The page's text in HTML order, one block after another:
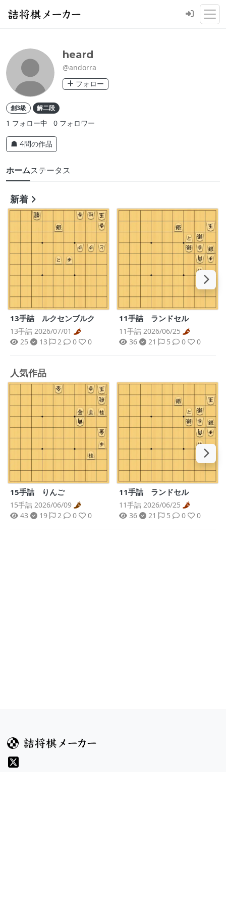
heard
@andorra
フォロー
創3級 解二段
1 フォロー中 0 フォロワー
☗ 4問の作品
ホームステータス
新着
13手詰 ルクセンブルク
13手詰 2026/07/01
25
13 2 0 0
11手詰 ランドセル
11手詰 2026/06/25
36
21 5 0 0
人気作品
15手詰 りんご
15手詰 2026/06/09
43
19 2 0 0
11手詰 ランドセル
11手詰 2026/06/25
36
21 5 0 0